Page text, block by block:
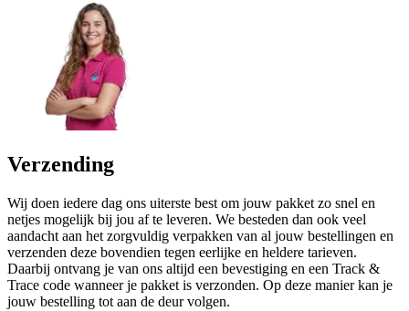
Verzending
Wij doen iedere dag ons uiterste best om jouw pakket zo snel en
netjes mogelijk bij jou af te leveren. We besteden dan ook veel
aandacht aan het zorgvuldig verpakken van al jouw bestellingen en
verzenden deze bovendien tegen eerlijke en heldere tarieven.
Daarbij ontvang je van ons altijd een bevestiging en een Track &
Trace code wanneer je pakket is verzonden. Op deze manier kan je
jouw bestelling tot aan de deur volgen.